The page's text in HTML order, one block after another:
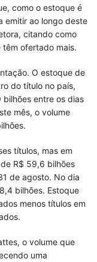
como o estoque é
emitir ao longo deste
citando como
ofertado mais.
O estoque de
do título no país,
bilhões entre os dias
mês, o volume
títulos, mas em
R$ 59,6 bilhões
de agosto. No dia
bilhões. Estoque
menos títulos em
o volume que
uma